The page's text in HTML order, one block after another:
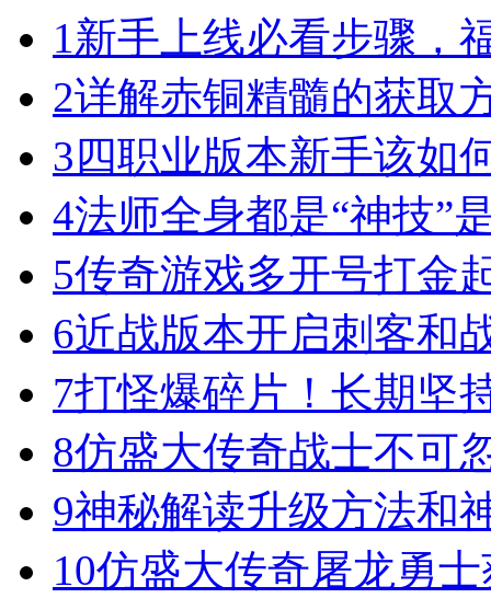
1新手上线必看步骤，
2详解赤铜精髓的获取
3 四职业版本新手该如
4法师全身都是“神技”
5传奇游戏多开号打金
6近战版本开启刺客和
7打怪爆碎片！长期坚
8仿盛大传奇战士不可
9神秘解读升级方法和
10仿盛大传奇屠龙勇